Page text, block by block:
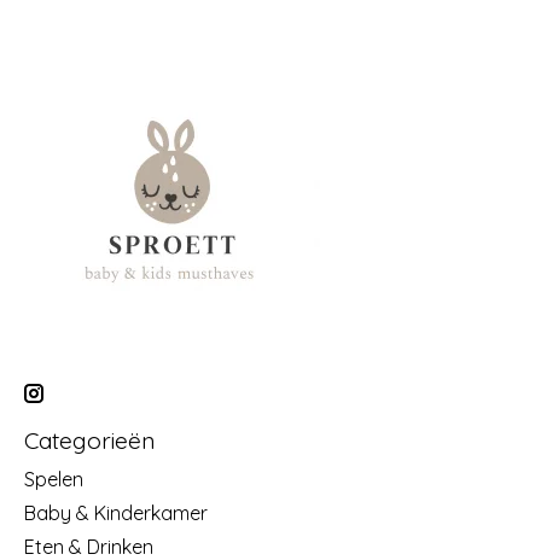
Categorieën
Spelen
Baby & Kinderkamer
Eten & Drinken